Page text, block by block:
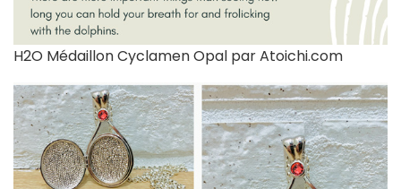
H2O Médaillon Cyclamen Opal par Atoichi.com